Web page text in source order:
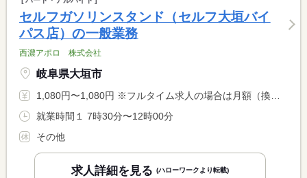
セルフガソリンスタンド（セルフ大垣バイ
パス店）の一般業務
西濃アポロ 株式会社
岐阜県大垣市
1,080円〜1,080円 ※フルタイム求人の場合は月額（換算額）、パート求人の場合は時間額を表示しています。
就業時間１ 7時30分〜12時00分
その他
求人詳細を見る (ハローワークより転載)